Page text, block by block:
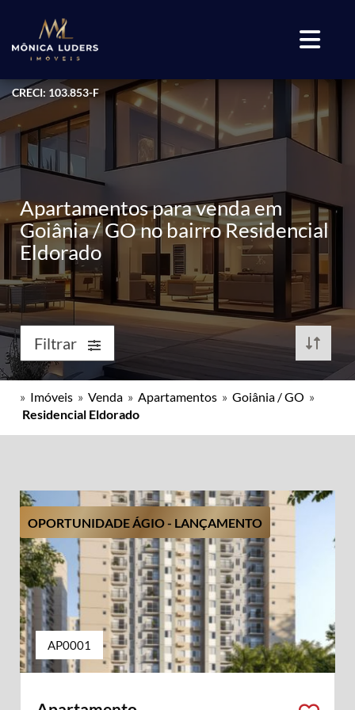
CRECI: 103.853-F
Apartamentos para venda em
Goiânia / GO no bairro Residencial
Eldorado
Filtrar
» Imóveis » Venda » Apartamentos » Goiânia / GO »
Residencial Eldorado
OPORTUNIDADE ÁGIO - LANÇAMENTO
AP0001